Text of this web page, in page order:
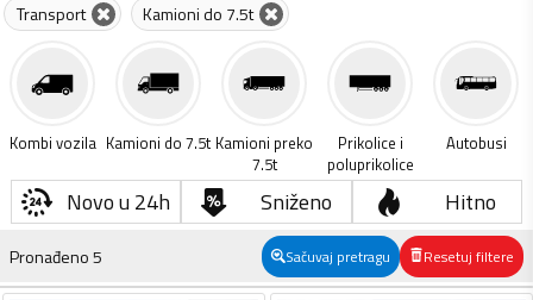
Transport Kamioni do 7.5t
Kombi vozila Kamioni do 7.5t Kamioni preko
7.5t
Prikolice i
poluprikolice
Autobusi
Novo u 24h Sniženo Hitno
Pronađeno5 Sačuvaj pretragu Resetuj filtere